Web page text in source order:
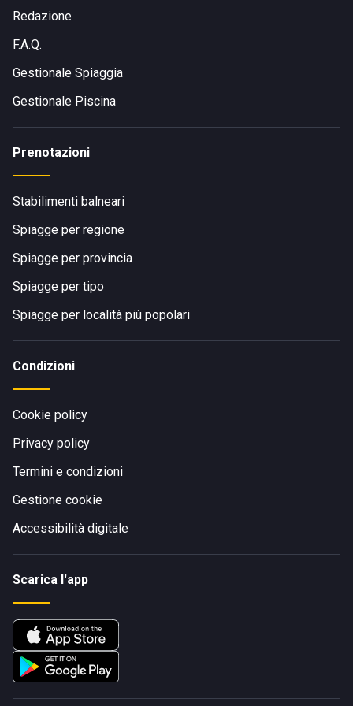
Redazione
F.A.Q.
Gestionale Spiaggia
Gestionale Piscina
Prenotazioni
Stabilimenti balneari
Spiagge per regione
Spiagge per provincia
Spiagge per tipo
Spiagge per località più popolari
Condizioni
Cookie policy
Privacy policy
Termini e condizioni
Gestione cookie
Accessibilità digitale
Scarica l'app